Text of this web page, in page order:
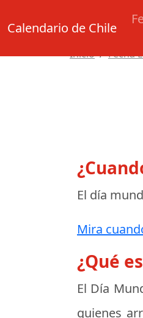
Calendario de Chile
Inicio Fecha
El día
Mira
¿Qué
El Día
quienes